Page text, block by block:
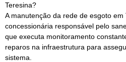
Teresina?
A manutenção da rede de esgoto em
concessionária responsável pelo
que executa monitoramento
reparos na infraestrutura para
sistema.